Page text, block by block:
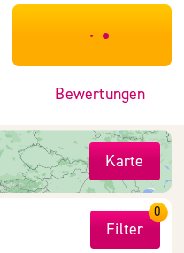
***************
Bewertungen
Karte
Filter
0